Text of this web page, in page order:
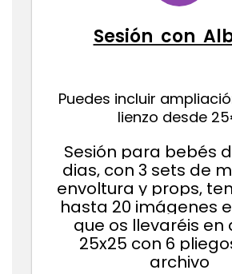
Sesión con
Puedes incluir
lienzo desde
Sesión para bebés
dias, con 3 sets de
envoltura y props,
hasta 20 imágenes
que os llevaréis en
25x25 con 6
archivo